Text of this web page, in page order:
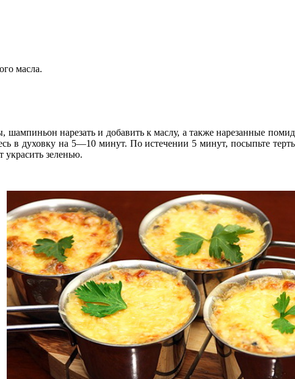
масла.
нарезать и добавить к маслу, а также нарезанные
в духовку на 5—10 минут. По истечении 5 минут, посыпьте
украсить зеленью.